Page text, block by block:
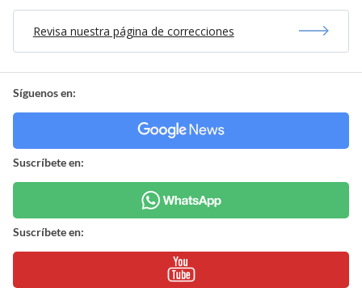
Revisa nuestra página de correcciones
Síguenos en:
Suscríbete en:
Suscríbete en: